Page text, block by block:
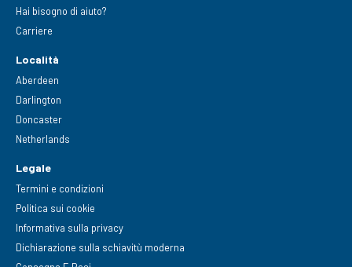
Hai bisogno di aiuto?
Carriere
Località
Aberdeen
Darlington
Doncaster
Netherlands
Legale
Termini e condizioni
Politica sui cookie
Informativa sulla privacy
Dichiarazione sulla schiavitù moderna